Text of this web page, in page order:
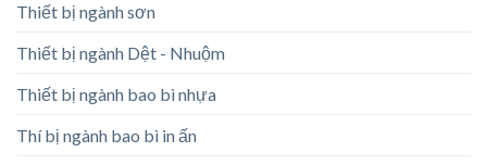
Thiết bị ngành sơn
Thiết bị ngành Dệt - Nhuộm
Thiết bị ngành bao bì nhựa
Thí bị ngành bao bì in ấn